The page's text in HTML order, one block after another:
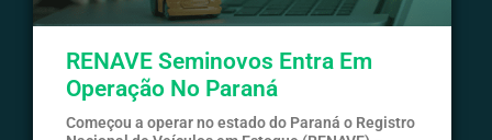
RENAVE Seminovos Entra Em
Operação No Paraná
Começou a operar no estado do Paraná o Registro